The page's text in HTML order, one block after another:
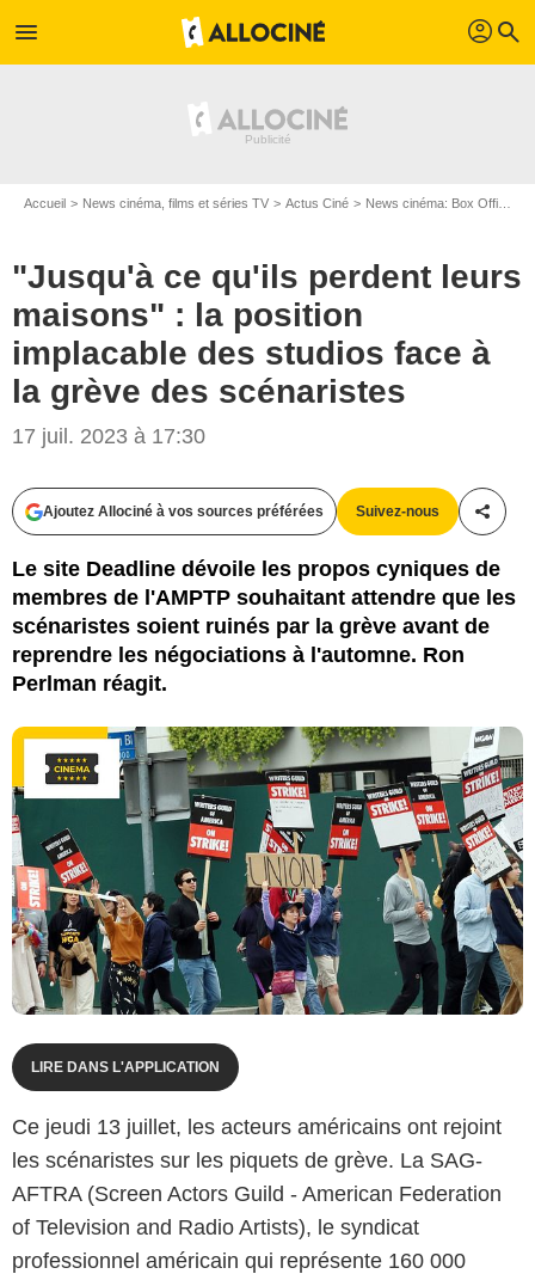
menu profil search
Accueil News cinéma, films et séries TV Actus Ciné News cinéma: Box Office
"Jusqu'à ce qu'ils perdent leurs
maisons" : la position
implacable des studios face à
la grève des scénaristes
17 juil. 2023 à 17:30
Ajoutez Allociné à vos sources préférées Suivez-nous
Le site Deadline dévoile les propos cyniques de
membres de l'AMPTP souhaitant attendre que les
scénaristes soient ruinés par la grève avant de
reprendre les négociations à l'automne. Ron
Perlman réagit.
LIRE DANS L'APPLICATION
Ce jeudi 13 juillet, les acteurs américains ont rejoint
les scénaristes sur les piquets de grève. La SAG-
AFTRA (Screen Actors Guild ‐ American Federation
of Television and Radio Artists), le syndicat
professionnel américain qui représente 160 000